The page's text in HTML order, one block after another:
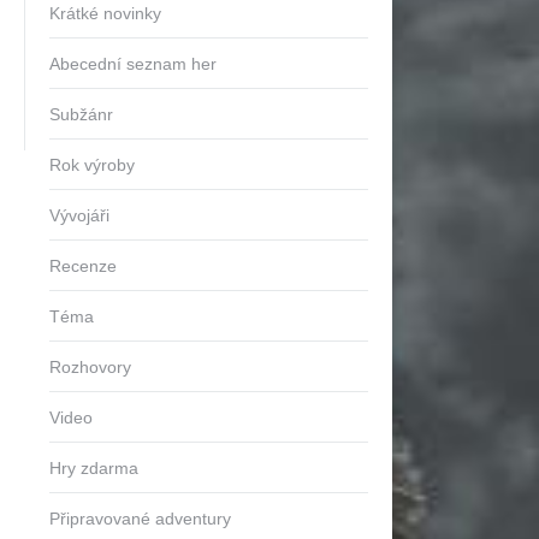
Krátké novinky
Abecední seznam her
Subžánr
Rok výroby
Vývojáři
Recenze
Téma
Rozhovory
Video
Hry zdarma
Připravované adventury